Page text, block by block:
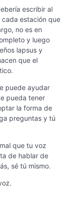
escribir al
cada estación que
no es en
y luego
lapsus y
que el
puede ayudar
pueda tener
la forma de
preguntas y tú
que tu voz
de hablar de
sé tú mismo.